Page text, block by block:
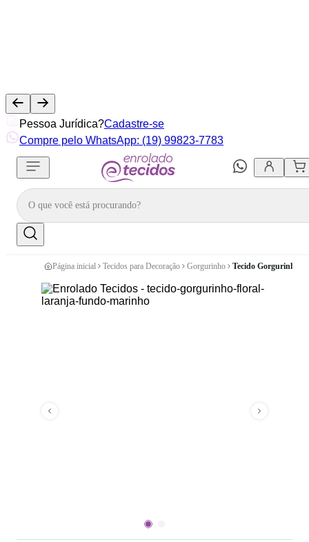
Pessoa Jurídica?Cadastre-se
Compre pelo WhatsApp: (19) 99823-7783
Página inicial Tecidos para Decoração Gorgurinho Tecido Gorgurinho